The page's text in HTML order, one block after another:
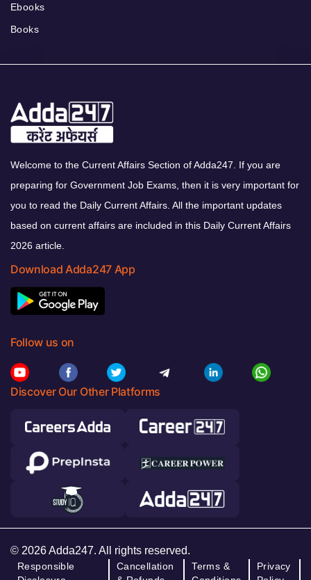
Ebooks
Books
Welcome to the Current Affairs Section of Adda247. If you are
preparing for Government Job Exams, then it is very important for
you to read the Daily Current Affairs. All the important updates
based on current affairs are included in this Daily Current Affairs
2026 article.
Download Adda247 App
Follow us on
Discover Our Other Platforms
© 2026 Adda247. All rights reserved.
Responsible
Cancellation
Terms &
Privacy